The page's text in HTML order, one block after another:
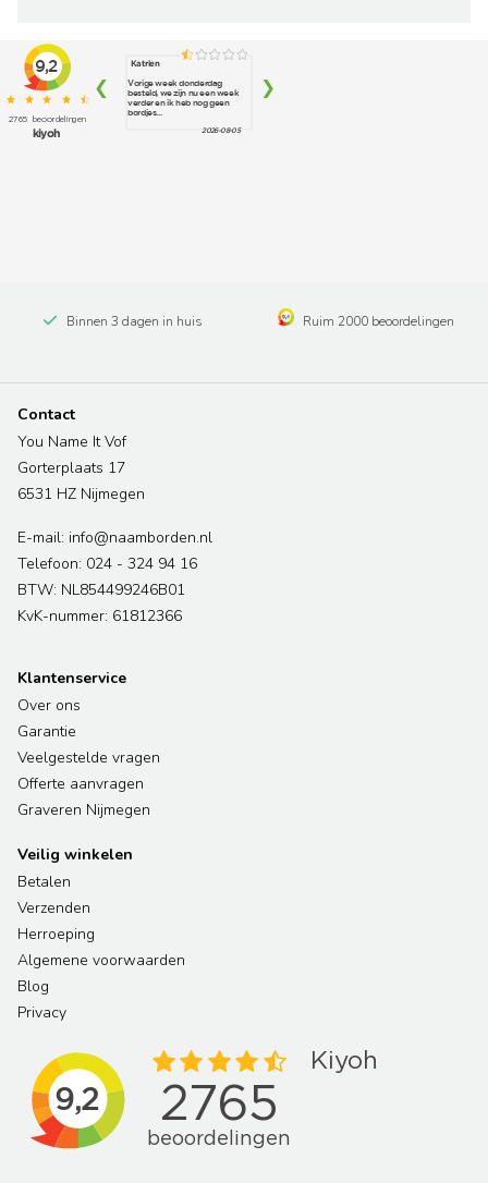
Binnen 3 dagen in huis Ruim 2000 beoordelingen
Contact
You Name It Vof
Gorterplaats 17
6531 HZ Nijmegen
E-mail: info@naamborden.nl
Telefoon: 024 - 324 94 16
BTW: NL854499246B01
KvK-nummer: 61812366
Klantenservice
Over ons
Garantie
Veelgestelde vragen
Offerte aanvragen
Graveren Nijmegen
Veilig winkelen
Betalen
Verzenden
Herroeping
Algemene voorwaarden
Blog
Privacy